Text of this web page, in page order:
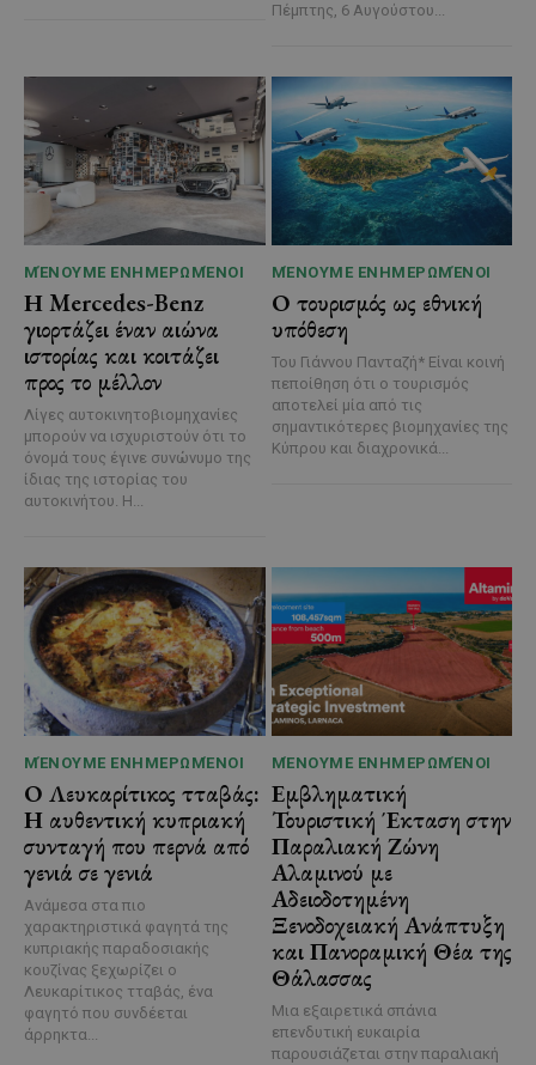
Πέμπτης, 6 Αυγούστου...
ΜΈΝΟΥΜΕ ΕΝΗΜΕΡΩΜΈΝΟΙ
Η Mercedes-Benz
γιορτάζει έναν αιώνα
ιστορίας και κοιτάζει
προς το μέλλον
Λίγες αυτοκινητοβιομηχανίες
μπορούν να ισχυριστούν ότι το
όνομά τους έγινε συνώνυμο της
ίδιας της ιστορίας του
αυτοκινήτου. Η...
ΜΈΝΟΥΜΕ ΕΝΗΜΕΡΩΜΈΝΟΙ
Ο τουρισμός ως εθνική
υπόθεση
Του Γιάννου Πανταζή* Είναι κοινή
πεποίθηση ότι ο τουρισμός
αποτελεί μία από τις
σημαντικότερες βιομηχανίες της
Κύπρου και διαχρονικά...
ΜΈΝΟΥΜΕ ΕΝΗΜΕΡΩΜΈΝΟΙ
Ο Λευκαρίτικος τταβάς:
Η αυθεντική κυπριακή
συνταγή που περνά από
γενιά σε γενιά
Ανάμεσα στα πιο
χαρακτηριστικά φαγητά της
κυπριακής παραδοσιακής
κουζίνας ξεχωρίζει ο
Λευκαρίτικος τταβάς, ένα
φαγητό που συνδέεται
άρρηκτα...
ΜΈΝΟΥΜΕ ΕΝΗΜΕΡΩΜΈΝΟΙ
Εμβληματική
Τουριστική Έκταση στην
Παραλιακή Ζώνη
Αλαμινού με
Αδειοδοτημένη
Ξενοδοχειακή Ανάπτυξη
και Πανοραμική Θέα της
Θάλασσας
Μια εξαιρετικά σπάνια
επενδυτική ευκαιρία
παρουσιάζεται στην παραλιακή